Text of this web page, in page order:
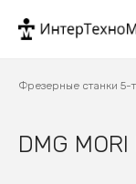
Фрезерные станки
DMG